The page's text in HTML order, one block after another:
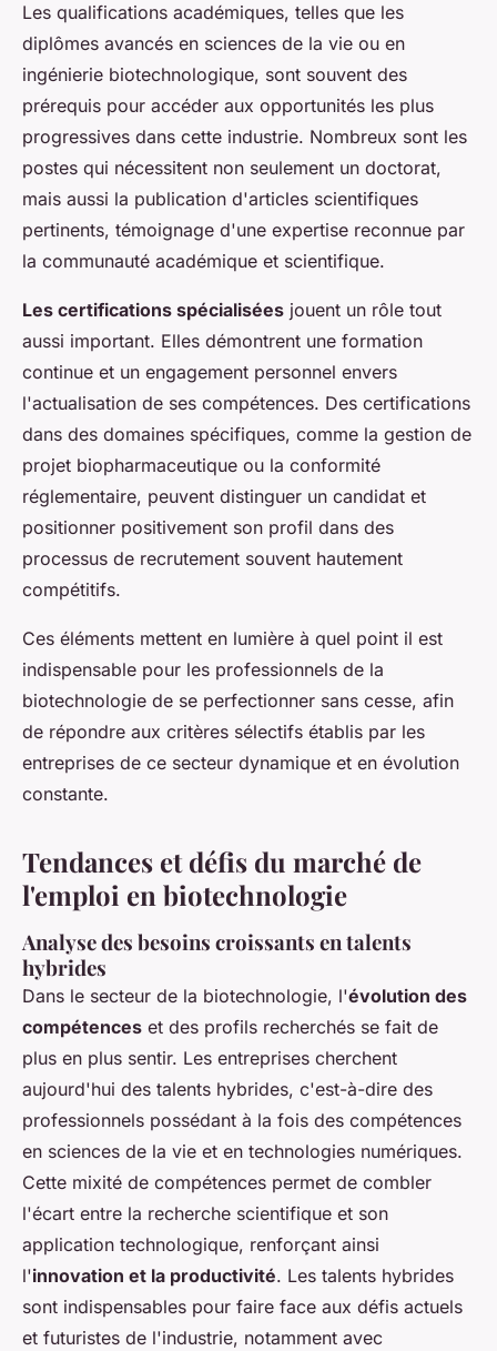
Les qualifications académiques, telles que les
diplômes avancés en sciences de la vie ou en
ingénierie biotechnologique, sont souvent des
prérequis pour accéder aux opportunités les plus
progressives dans cette industrie. Nombreux sont les
postes qui nécessitent non seulement un doctorat,
mais aussi la publication d'articles scientifiques
pertinents, témoignage d'une expertise reconnue par
la communauté académique et scientifique.
Les certifications spécialisées jouent un rôle tout
aussi important. Elles démontrent une formation
continue et un engagement personnel envers
l'actualisation de ses compétences. Des certifications
dans des domaines spécifiques, comme la gestion de
projet biopharmaceutique ou la conformité
réglementaire, peuvent distinguer un candidat et
positionner positivement son profil dans des
processus de recrutement souvent hautement
compétitifs.
Ces éléments mettent en lumière à quel point il est
indispensable pour les professionnels de la
biotechnologie de se perfectionner sans cesse, afin
de répondre aux critères sélectifs établis par les
entreprises de ce secteur dynamique et en évolution
constante.
Tendances et défis du marché de
l'emploi en biotechnologie
Analyse des besoins croissants en talents
hybrides
Dans le secteur de la biotechnologie, l'évolution des
compétences et des profils recherchés se fait de
plus en plus sentir. Les entreprises cherchent
aujourd'hui des talents hybrides, c'est-à-dire des
professionnels possédant à la fois des compétences
en sciences de la vie et en technologies numériques.
Cette mixité de compétences permet de combler
l'écart entre la recherche scientifique et son
application technologique, renforçant ainsi
l'innovation et la productivité. Les talents hybrides
sont indispensables pour faire face aux défis actuels
et futuristes de l'industrie, notamment avec